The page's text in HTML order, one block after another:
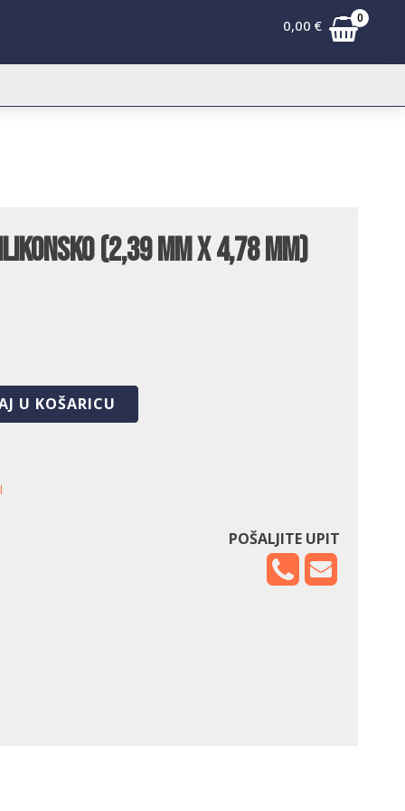
0,00 € 0
(2,39 mm x 4,78 mm)
U KOŠARICU
POŠALJITE UPIT